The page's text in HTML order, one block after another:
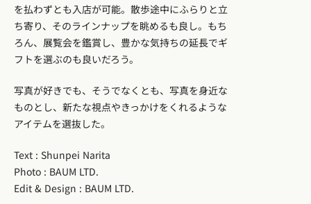
を払わずとも入店が可能。散歩途中にふらりと立
ち寄り、そのラインナップを眺めるも良し。もち
ろん、展覧会を鑑賞し、豊かな気持ちの延長でギ
フトを選ぶのも良いだろう。
写真が好きでも、そうでなくとも、写真を身近な
ものとし、新たな視点やきっかけをくれるような
アイテムを選抜した。
Text : Shunpei Narita
Photo : BAUM LTD.
Edit & Design : BAUM LTD.